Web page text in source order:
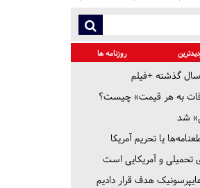
روزنامه ها
به هر قیمت» چیست؟
شد
یا تحریم‌ آمریکا
تحمیلی و آمریکایی است
هدف قرار دادیم